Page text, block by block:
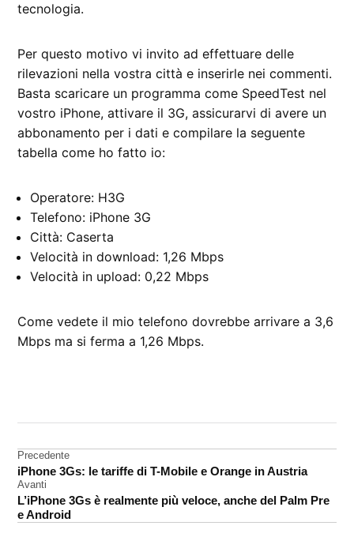
tecnologia.
Per questo motivo vi invito ad effettuare delle
rilevazioni nella vostra città e inserirle nei commenti.
Basta scaricare un programma come SpeedTest nel
vostro iPhone, attivare il 3G, assicurarvi di avere un
abbonamento per i dati e compilare la seguente
tabella come ho fatto io:
Operatore: H3G
Telefono: iPhone 3G
Città: Caserta
Velocità in download: 1,26 Mbps
Velocità in upload: 0,22 Mbps
Come vedete il mio telefono dovrebbe arrivare a 3,6
Mbps ma si ferma a 1,26 Mbps.
iPhone
Navigazione
articoli
Precedente
iPhone 3Gs: le tariffe di T-Mobile e Orange in Austria
Avanti
L’iPhone 3Gs è realmente più veloce, anche del Palm Pre
e Android